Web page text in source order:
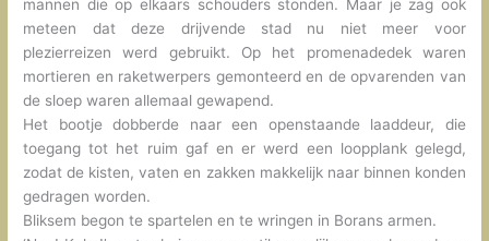
mannen die op elkaars schouders stonden. Maar je zag ook
meteen dat deze drijvende stad nu niet meer voor
plezierreizen werd gebruikt. Op het promenadedek waren
mortieren en raketwerpers gemonteerd en de opvarenden van
de sloep waren allemaal gewapend.
Het bootje dobberde naar een openstaande laaddeur, die
toegang tot het ruim gaf en er werd een loopplank gelegd,
zodat de kisten, vaten en zakken makkelijk naar binnen konden
gedragen worden.
Bliksem begon te spartelen en te wringen in Borans armen.